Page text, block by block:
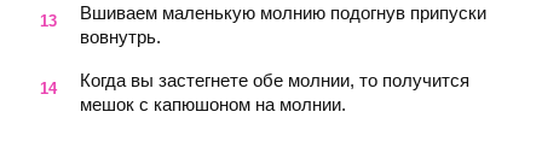
Вшиваем маленькую молнию подогнув припуски
вовнутрь.
Когда вы застегнете обе молнии, то получится
мешок с капюшоном на молнии.